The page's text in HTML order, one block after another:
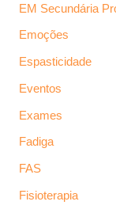
EM Secundária
Emoções
Espasticidade
Eventos
Exames
Fadiga
FAS
Fisioterapia